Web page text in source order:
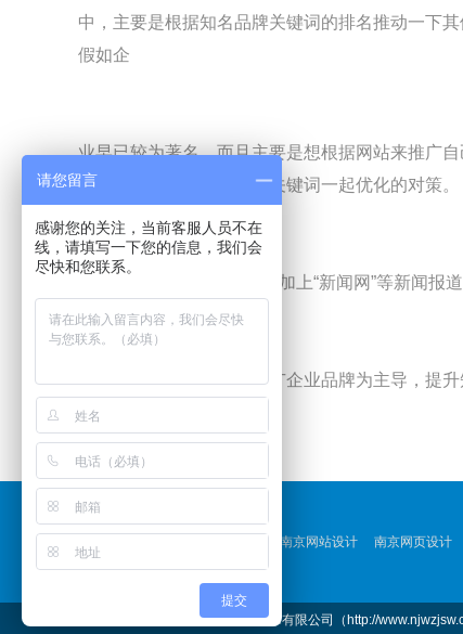
中，主要是根据知名品牌关键词的排名推动一下
假如企
业早已较为著名，而且主要是想根据网站来推广
体目标关键词和企业品牌关键词一起优化的对策。
4、一些多余的提议，不必加上“新闻网”等新闻
企业网站的优化以营销推广企业品牌为主导，提
那样非常容易得不偿失。
友情链接：
南京网站设计 南京网页设计
南京pvc地板打蜡
江苏华邦
©2003－2021 南京飞铭哲网络技术有限公司（http://
请您留言
感谢您的关注，当前客服人员不在
线，请填写一下您的信息，我们会
尽快和您联系。
提交